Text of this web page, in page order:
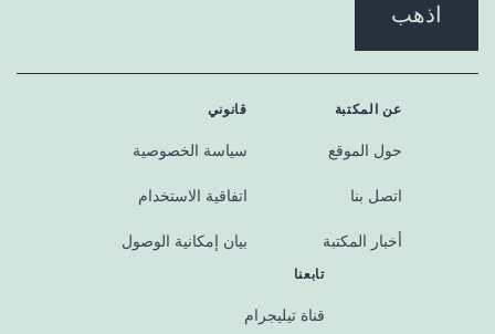
اذهب
عن المكتبة
حول الموقع
اتصل بنا
أخبار المكتبة
قانوني
سياسة الخصوصية
اتفاقية الاستخدام
بيان إمكانية الوصول
تابعنا
قناة تيليجرام